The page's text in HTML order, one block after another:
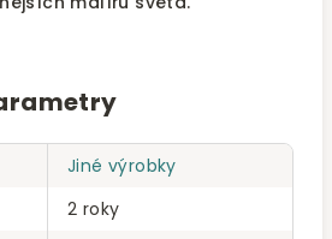
Jiné výrobky
2 roky